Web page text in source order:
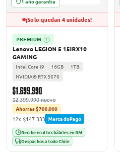
¡Solo quedan 4 unidades!
PREMIUM ?
Lenovo LEGION 5 15IRX10
GAMING
Intel Core i9 16GB
1TB
NVIDIA® RTX 5070
$1.699.990
$2.399.990 nuevo
Ahorras $700.000
12x $147.333 MercadoPago
Recibe en 4 hrs hábiles en RM
Despachos a todo Chile